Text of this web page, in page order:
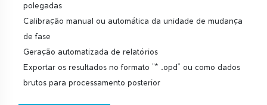
polegadas
Calibração manual ou automática da unidade de mudança
de fase
Geração automatizada de relatórios
Exportar os resultados no formato "* .opd" ou como dados
brutos para processamento posterior